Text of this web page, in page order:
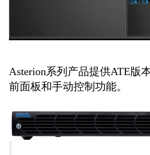
Asterion系列产品提供ATE版
前面板和手动控制功能。